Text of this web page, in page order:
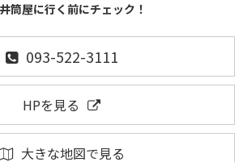
筒屋に行く前にチェック！
093-522-3111
HPを見る
大きな地図で見る